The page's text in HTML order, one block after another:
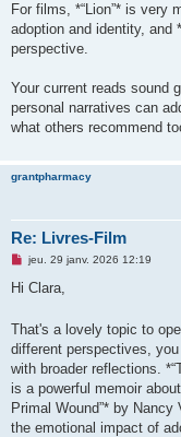
For films, *“Lion”* is very
adoption and identity, and
perspective.
Your current reads sound
personal narratives can
what others recommend
grantpharmacy
Re: Livres-Film
M
s
e
n
o
n
u
jeu. 29 janv. 2026 12:19
Hi Clara,
That's a lovely topic to
different perspectives,
with broader reflections.
is a powerful memoir
Primal Wound”* by
the emotional impact of